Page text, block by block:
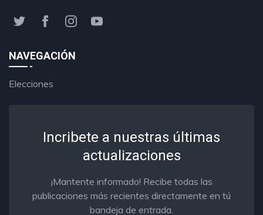
NAVEGACIÓN
Elecciones
Incribete a nuestras últimas
actualizaciones
¡Mantente informado! Recibe todas las
publicaciones más recientes directamente en tú
bandeja de entrada.